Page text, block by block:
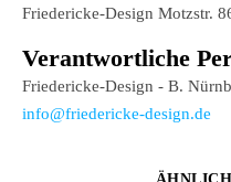
Friedericke-Design Motzstr.
Verantwortliche
Friedericke-Design - B.
info@friedericke-design.de